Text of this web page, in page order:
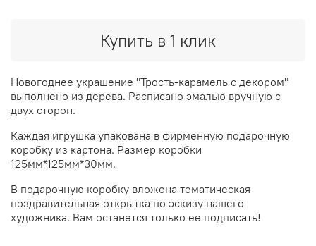
Купить в 1 клик
Новогоднее украшение "Трость-карамель с декором"
выполнено из дерева. Расписано эмалью вручную с
двух сторон.
Каждая игрушка упакована в фирменную подарочную
коробку из картона. Размер коробки
125мм*125мм*30мм.
В подарочную коробку вложена тематическая
поздравительная открытка по эскизу нашего
художника. Вам останется только ее подписать!